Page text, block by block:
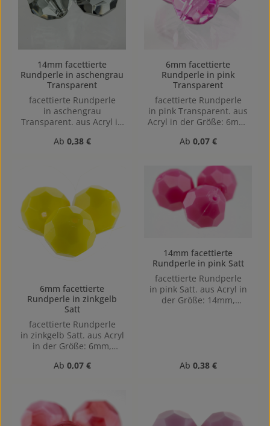
14mm facettierte
Rundperle in aschengrau
Transparent
facettierte Rundperle
in aschengrau
Transparent. aus Acryl in
Lochgröße: Vertikal (von
Regulärer Preis:
Ab 0,38 €
6mm facettierte
Rundperle in pink
Transparent
facettierte Rundperle
in pink Transparent. aus
Acryl in der Größe: 6mm,
oben nach unten)
Regulärer Preis:
Ab 0,07 €
6mm facettierte
Rundperle in zinkgelb
Satt
facettierte Rundperle
in zinkgelb Satt. aus Acryl
in der Größe: 6mm,
oben nach unten)
Regulärer Preis:
Ab 0,07 €
14mm facettierte
Rundperle in pink Satt
facettierte Rundperle
in pink Satt. aus Acryl in
der Größe: 14mm,
Regulärer Preis:
Ab 0,38 €